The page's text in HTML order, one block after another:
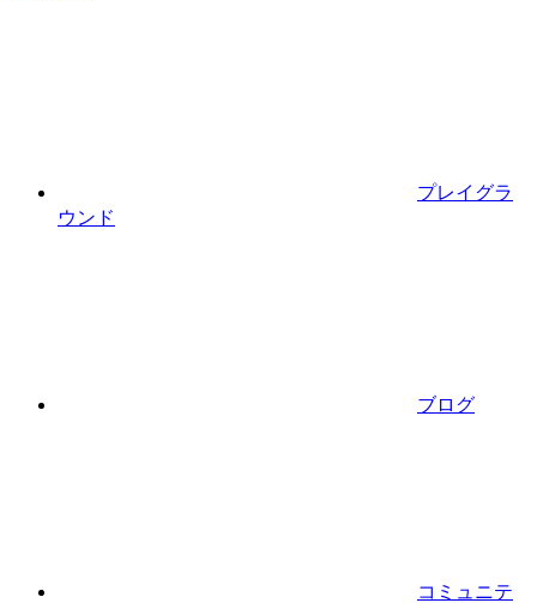
プレイグラ
ウンド
ブログ
コミュニテ